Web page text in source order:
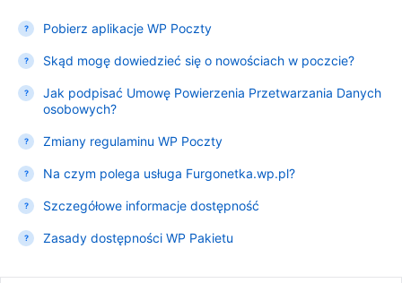
Pobierz aplikacje WP Poczty
Skąd mogę dowiedzieć się o nowościach w poczcie?
Jak podpisać Umowę Powierzenia Przetwarzania Danych
osobowych?
Zmiany regulaminu WP Poczty
Na czym polega usługa Furgonetka.wp.pl?
Szczegółowe informacje dostępność
Zasady dostępności WP Pakietu